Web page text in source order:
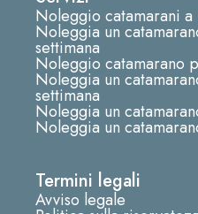
g
r
a
m
Noleggio catamarani a
Noleggia un
settimana
Noleggio catamarano
Noleggia un
settimana
Noleggia un
Noleggia un
Termini legali
Avviso legale